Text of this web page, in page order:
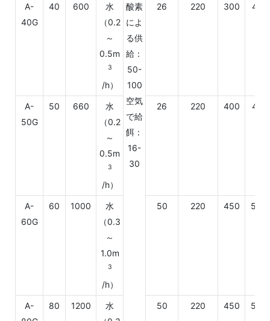
A-
40G
40 600
水
（0.2
～
0.5m
3
/h）
酸素
によ
る供
給：
50-
100
空気
で給
餌：
16-
30
26 220 300
A-
50G
50 660
水
（0.2
～
0.5m
3
/h）
26 220 400
A-
60G
60 1000
水
（0.3
～
1.0m
3
/h）
50 220 450
A-
80 1200
水
50 220 450